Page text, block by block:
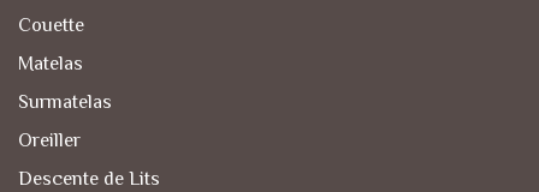
Couette
Matelas
Surmatelas
Oreiller
Descente de Lits